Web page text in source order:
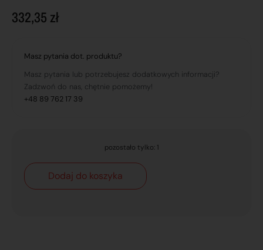
332,35 zł
Masz pytania dot. produktu?
Masz pytania lub potrzebujesz dodatkowych informacji?
Zadzwoń do nas, chętnie pomożemy!
+48 89 762 17 39
pozostało tylko: 1
Dodaj do koszyka